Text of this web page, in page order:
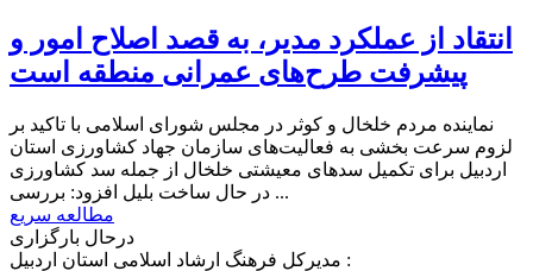
انتقاد از عملکرد مدیر، به قصد اصلاح امور و
پیشرفت طرح‌های عمرانی منطقه است
نماینده مردم خلخال و کوثر در مجلس شورای اسلامی با تاکید بر
لزوم سرعت بخشی به فعالیت‌های سازمان جهاد کشاورزی استان
اردبیل برای تکمیل سدهای معیشتی خلخال از جمله سد کشاورزی
در حال ساخت بلیل افزود: بررسی ...
مطالعه سریع
درحال بارگزاری
مدیرکل فرهنگ ارشاد اسلامی استان اردبیل :